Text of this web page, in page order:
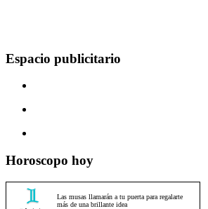
Espacio publicitario
Horoscopo hoy